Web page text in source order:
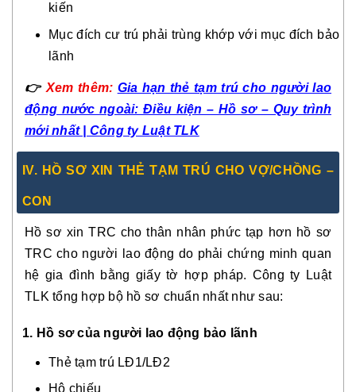
kiến
Mục đích cư trú phải trùng khớp với mục đích bảo
lãnh
👉 Xem thêm: Gia hạn thẻ tạm trú cho người lao
động nước ngoài: Điều kiện – Hồ sơ – Quy trình
mới nhất | Công ty Luật TLK
IV. HỒ SƠ XIN THẺ TẠM TRÚ CHO VỢ/CHỒNG –
CON
Hồ sơ xin TRC cho thân nhân phức tạp hơn hồ sơ
TRC cho người lao động do phải chứng minh quan
hệ gia đình bằng giấy tờ hợp pháp. Công ty Luật
TLK tổng hợp bộ hồ sơ chuẩn nhất như sau:
1. Hồ sơ của người lao động bảo lãnh
Thẻ tạm trú LĐ1/LĐ2
Hộ chiếu